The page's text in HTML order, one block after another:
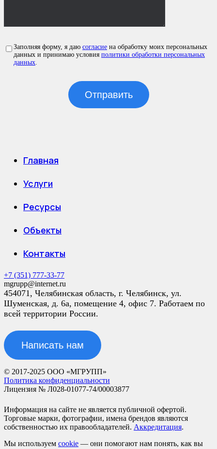
Заполняя форму, я даю согласие на обработку моих персональных
данных и принимаю условия политики обработки персональных
данных.
Главная
Услуги
Ресурсы
Объекты
Контакты
+7 (351) 777-33-77
mgrupp@internet.ru
454071, Челябинская область, г. Челябинск, ул.
Шуменская, д. 6а, помещение 4, офис 7. Работаем по
всей территории России.
Написать нам
© 2017-2025 ООО «МГРУПП»
Политика конфиденциальности
Лицензия № Л028-01077-74/00003877
Информация на сайте не является публичной офертой.
Торговые марки, фотографии, имена брендов являются
собственностью их правообладателей. Аккредитация.
Мы используем cookie — они помогают нам понять, как вы